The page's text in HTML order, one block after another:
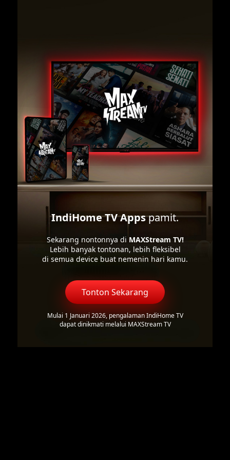
IndiHome TV Appspamit.
Sekarang nontonnya di MAXStream TV!
Lebih banyak tontonan, lebih fleksibel
di semua device buat nemenin hari kamu.
Tonton Sekarang
Mulai 1 Januari 2026, pengalaman IndiHome TV
dapat dinikmati melalui MAXStream TV